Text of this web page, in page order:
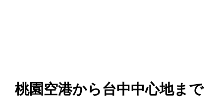
桃園空港から台中中心地まで